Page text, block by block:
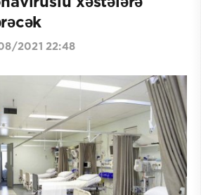
2021 22:48